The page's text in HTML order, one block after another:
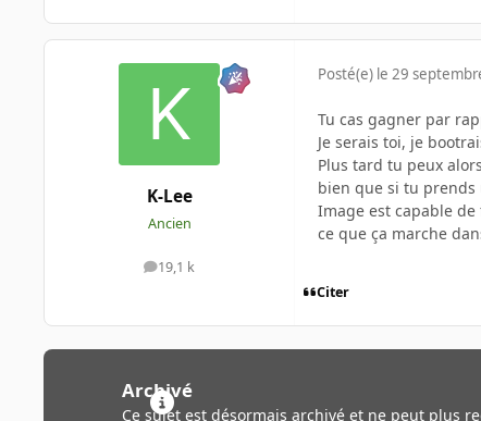
K-Lee
Ancien
19,1 k
messages
Posté(e) le 29
Tu cas gagner par
Je serais toi, je
Plus tard tu peux
bien que si tu prends
Image est capable
ce que ça marche
Citer
Archivé
Ce sujet est désormais archivé et ne peut plus